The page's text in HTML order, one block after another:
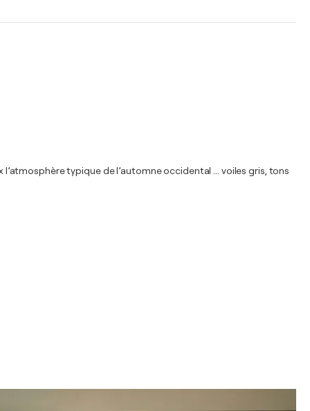
typique de l’automne occidental ... voiles gris, tons